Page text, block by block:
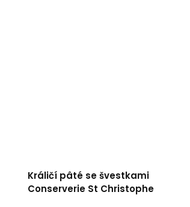
Králičí pâté se švestkami
Conserverie St Christophe